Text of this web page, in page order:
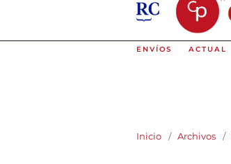
ENVÍOS ACTUAL
Inicio / Archivos /